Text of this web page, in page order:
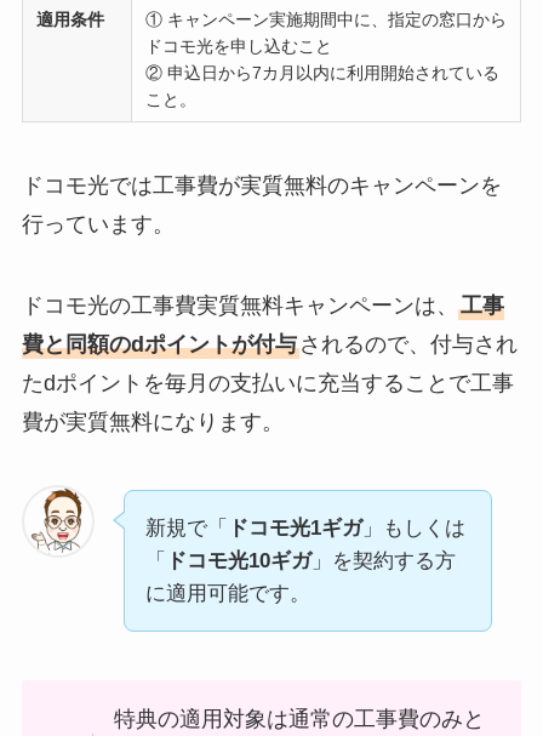
適用条件
① キャンペーン実施期間中に、指定の窓口から
ドコモ光を申し込むこと
② 申込日から7カ月以内に利用開始されている
こと。
ドコモ光では工事費が実質無料のキャンペーンを
行っています。
ドコモ光の工事費実質無料キャンペーンは、 工事
費と同額のdポイントが付与されるので、付与され
たdポイントを毎月の支払いに充当することで工事
費が実質無料になります。
新規で「 ドコモ光1ギガ」もしくは
「
ドコモ光10ギガ」を契約する方
に適用可能です。
特典の適用対象は通常の工事費のみと